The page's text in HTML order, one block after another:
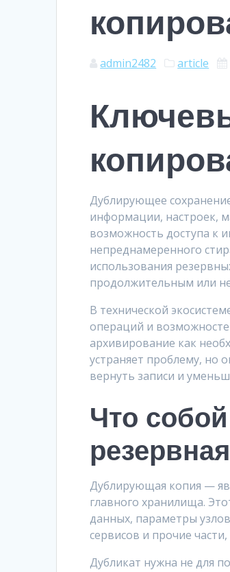
admin2482 article
Дублирующее
информации, настроек,
возможность доступа к
непреднамеренного
использования
продолжительным или
В технической
операций и
архивирование как
устраняет проблему, но
вернуть записи и
Что
Дублирующая копия —
главного хранилища.
данных, параметры
сервисов и прочие
Дубликат нужна не для